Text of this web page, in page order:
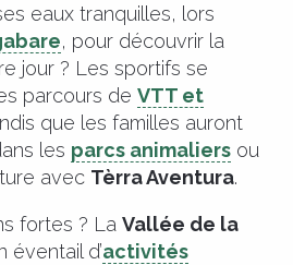
eaux tranquilles, lors
, pour découvrir la
jour ? Les sportifs se
parcours de VTT et
que les familles auront
les parcs animaliers ou
avec Tèrra Aventura.
fortes ? La Vallée de la
éventail d’activités